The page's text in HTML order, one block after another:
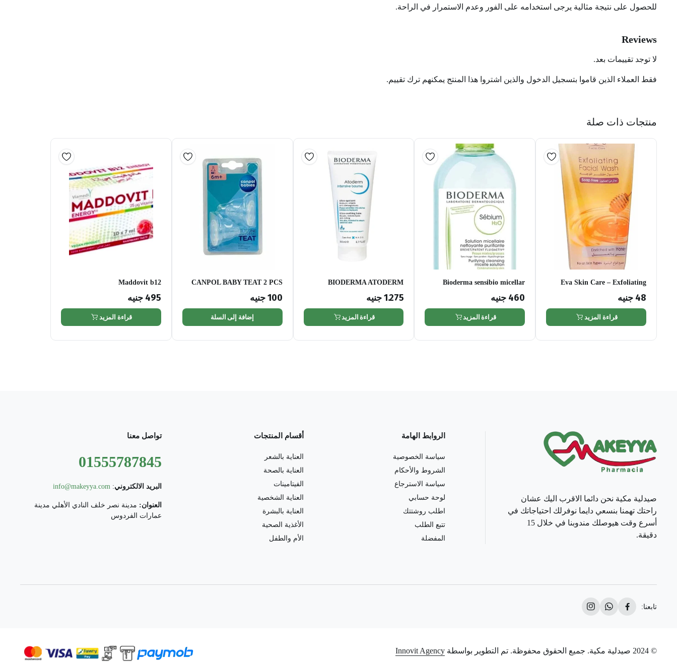
للحصول على نتيجة مثالية يرجى استخدامه على الفور وعدم الاستمرار في الراحة.
Reviews
لا توجد تقييمات بعد.
فقط العملاء الذين قاموا بتسجيل الدخول والذين اشتروا هذا المنتج يمكنهم ترك تقييم.
منتجات ذات صلة
Eva Skin Care – Exfoliating
Freee, 150ml
48 جنيه
قراءة المزيد
Bioderma sensibio micellar
460 جنيه
قراءة المزيد
BIODERMA ATODERM
1.275 جنيه
قراءة المزيد
CANPOL BABY TEAT 2 PCS
100جنيه
إضافة إلى السلة
Maddovit b12
495 جنيه
قراءة المزيد
صيدلية مكية نحن دائما الاقرب اليك عشان
راحتك تهمنا بنسعي دايما نوفرلك احتياجاتك في
أسرع وقت هيوصلك مندوبنا في خلال 15
دقيقة.
الروابط الهامة
سياسة الخصوصية
الشروط والأحكام
سياسة الاسترجاع
لوحة حسابي
اطلب روشتتك
تتبع الطلب
المفضلة
أقسام المنتجات
العناية بالشعر
العناية بالصحة
الفيتامينات
العناية الشخصية
العناية بالبشرة
الأغذية الصحية
الأم والطفل
تواصل معنا
01555787845
البريد الالكتروني:
info@makeyya.com
العنوان: مدينة نصر خلف النادي الأهلي مدينة
عمارات الفردوس
تابعنا:
© 2024 صيدلية مكية. جميع الحقوق محفوظة. تم التطوير بواسطة Innovit Agency